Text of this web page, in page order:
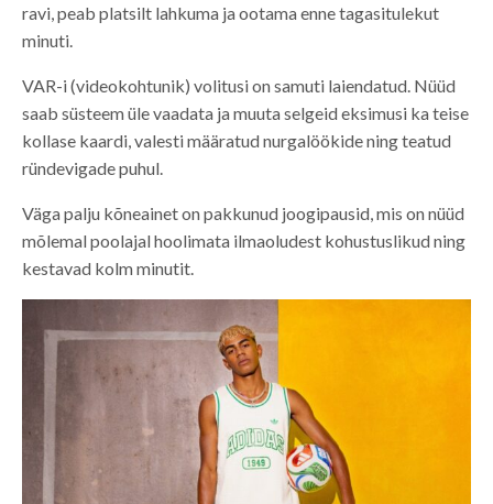
ravi, peab platsilt lahkuma ja ootama enne tagasitulekut
minuti.
VAR-i (videokohtunik) volitusi on samuti laiendatud. Nüüd
saab süsteem üle vaadata ja muuta selgeid eksimusi ka teise
kollase kaardi, valesti määratud nurgalöökide ning teatud
ründevigade puhul.
Väga palju kõneainet on pakkunud joogipausid, mis on nüüd
mõlemal poolajal hoolimata ilmaoludest kohustuslikud ning
kestavad kolm minutit.